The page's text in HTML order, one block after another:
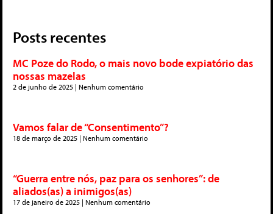
Posts recentes
MC Poze do Rodo, o mais novo bode expiatório das
nossas mazelas
2 de junho de 2025 Nenhum comentário
Vamos falar de “Consentimento”?
18 de março de 2025 Nenhum comentário
“Guerra entre nós, paz para os senhores”: de
aliados(as) a inimigos(as)
17 de janeiro de 2025 Nenhum comentário